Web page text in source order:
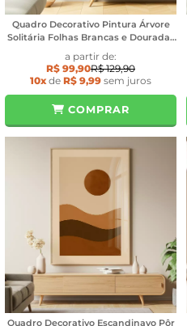
Quadro Decorativo Pintura Árvore
Solitária Folhas Brancas e Douradas
Textura Estilo Gesso
a partir de:
R$ 99,90R$ 129,90
10x de R$ 9,99 sem juros
COMPRAR
Quadro Decorativo Escandinavo Pôr